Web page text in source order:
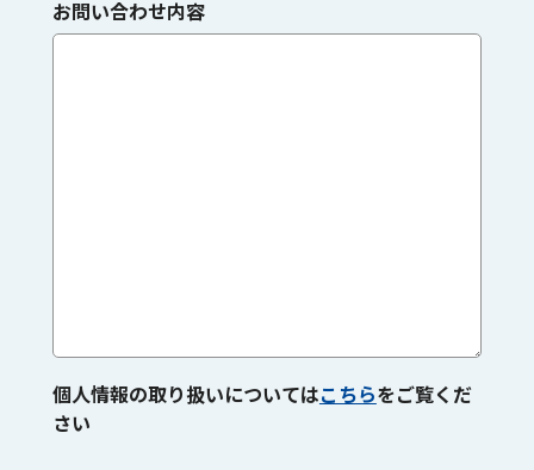
お問い合わせ内容
個人情報の取り扱いについてはこちらをご覧くだ
さい